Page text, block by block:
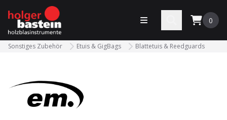
bastein
Menü öffnen 0
Sonstiges Zubehör Etuis & GigBags Blattetuis & Reedguards